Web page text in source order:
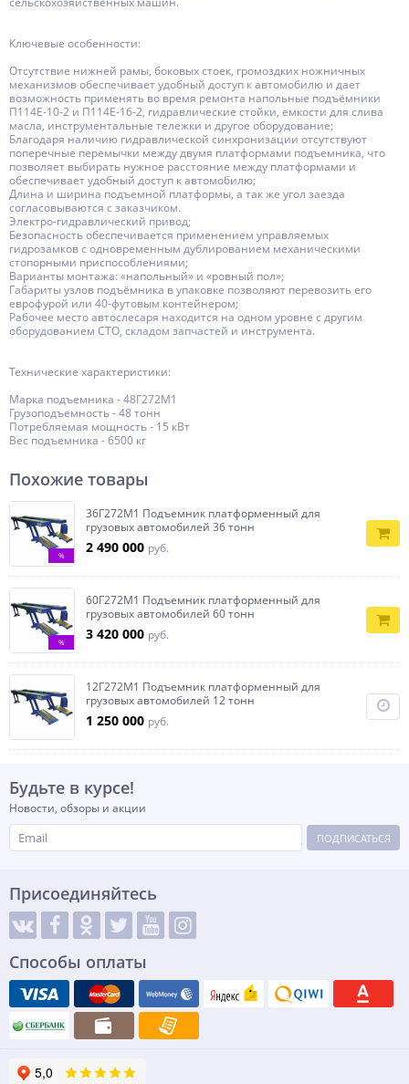
Ключевые особенности:
Отсутствие нижней рамы, боковых стоек, громоздких ножничных
механизмов обеспечивает удобный доступ к автомобилю и дает
возможность применять во время ремонта напольные подъёмники
П114Е-10-2 и П114Е-16-2, гидравлические стойки, емкости для слива
масла, инструментальные тележки и другое оборудование;
Благодаря наличию гидравлической синхронизации отсутствуют
поперечные перемычки между двумя платформами подъемника, что
позволяет выбирать нужное расстояние между платформами и
обеспечивает удобный доступ к автомобилю;
Длина и ширина подъемной платформы, а так же угол заезда
согласовываются с заказчиком.
Электро-гидравлический привод;
Безопасность обеспечивается применением управляемых
гидрозамков с одновременным дублированием механическими
стопорными приспособлениями;
Варианты монтажа: «напольный» и «ровный пол»;
Габариты узлов подъёмника в упаковке позволяют перевозить его
еврофурой или 40-футовым контейнером;
Рабочее место автослесаря находится на одном уровне с другим
оборудованием СТО, складом запчастей и инструмента.
Технические характеристики:
Марка подъемника - 48Г272М1
Грузоподъемность - 48 тонн
Потребляемая мощность - 15 кВт
Вес подъемника - 6500 кг
Похожие товары
%
36Г272М1 Подъемник платформенный для
грузовых автомобилей 36 тонн
2 490 000 руб.
%
60Г272М1 Подъемник платформенный для
грузовых автомобилей 60 тонн
3 420 000 руб.
12Г272М1 Подъемник платформенный для
грузовых автомобилей 12 тонн
1 250 000 руб.
Будьте в курсе!
Новости, обзоры и акции
ПОДПИСАТЬСЯ
Присоединяйтесь
Способы оплаты